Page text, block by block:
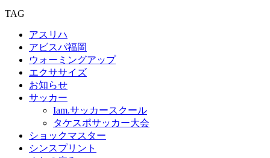
TAG
アスリハ
アビスパ福岡
ウォーミングアップ
エクササイズ
お知らせ
サッカー
Iam.サッカースクール
タケスポサッカー大会
ショックマスター
シンスプリント